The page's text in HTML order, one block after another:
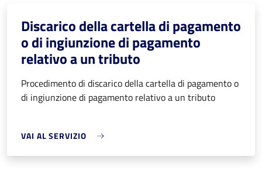
Discarico della cartella di pagamento
o di ingiunzione di pagamento
relativo a un tributo
Procedimento di discarico della cartella di pagamento o
di ingiunzione di pagamento relativo a un tributo
VAI AL SERVIZIO